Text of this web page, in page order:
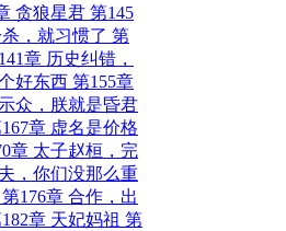
贪狼星君 第145
，就习惯了 第
章 历史纠错，
好东西 第155章
众，朕就是昏君
章 虚名是价格
章 太子赵桓，完
，你们没那么重
第176章 合作，出
章 天妃妈祖 第